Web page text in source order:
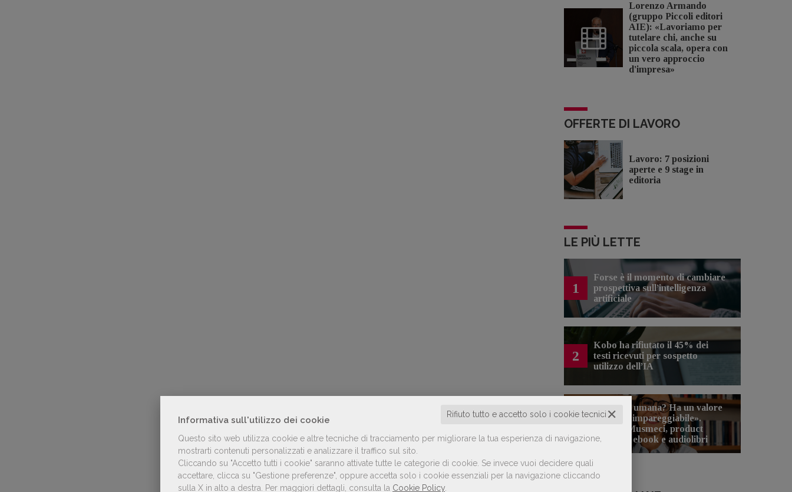
Informativa sull'utilizzo dei cookie ✕
Rifiuto tutto e accetto solo i cookie tecnici
Questo sito web utilizza cookie e altre tecniche di tracciamento per migliorare la tua esperienza di navigazione,
mostrarti contenuti personalizzati e analizzare il traffico sul sito.
Cliccando su "Accetto tutti i cookie" saranno attivate tutte le categorie di cookie. Se invece vuoi decidere quali
accettare, clicca su "Gestione preferenze", oppure accetta solo i cookie essenziali per la navigazione cliccando
sulla X in alto a destra. Per maggiori dettagli, consulta la Cookie Policy
Lorenzo Armando
(gruppo Piccoli editori
AIE): «Lavoriamo per
tutelare chi, anche su
piccola scala, opera con
un vero approccio
d'impresa»
OFFERTE DI LAVORO
Lavoro: 7 posizioni
aperte e 9 stage in
editoria
LE PIÙ LETTE
1
Forse è il momento di cambiare
prospettiva sull’intelligenza
artificiale
2
Kobo ha rifiutato il 45% dei
testi ricevuti per sospetto
utilizzo dell’IA
«La voce umana? Ha un valore
aggiunto impareggiabile».
Simona Musmeci, product
manager ebook e audiolibri